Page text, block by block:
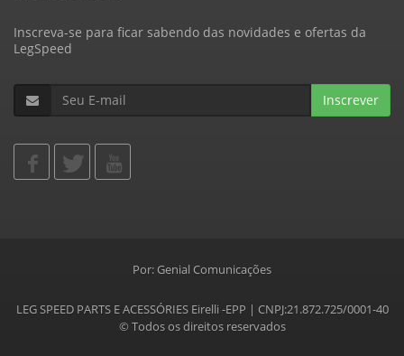
Inscreva-se para ficar sabendo das novidades e ofertas da
LegSpeed
Inscrever
Por: Genial Comunicações
LEG SPEED PARTS E ACESSÓRIES Eirelli -EPP | CNPJ:21.872.725/0001-40
© Todos os direitos reservados